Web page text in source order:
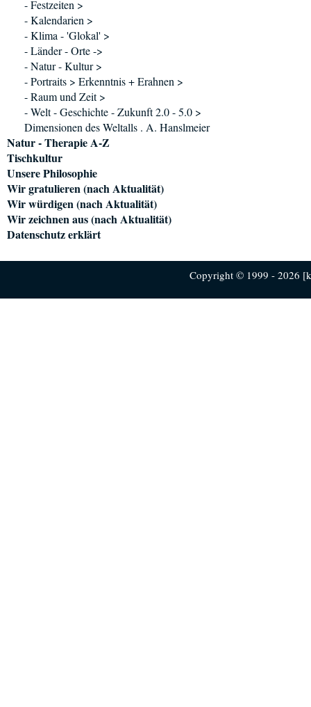
- Festzeiten >
- Kalendarien >
- Klima - 'Glokal' >
- Länder - Orte ->
- Natur - Kultur >
- Portraits > Erkenntnis + Erahnen >
- Raum und Zeit >
- Welt - Geschichte - Zukunft 2.0 - 5.0 >
Dimensionen des Weltalls . A. Hanslmeier
Natur - Therapie A-Z
Tischkultur
Unsere Philosophie
Wir gratulieren (nach Aktualität)
Wir würdigen (nach Aktualität)
Wir zeichnen aus (nach Aktualität)
Datenschutz erklärt
Copyright © 1999 - 2026